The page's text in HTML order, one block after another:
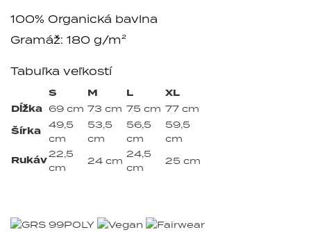
100% Organická bavlna
Gramáž: 180 g/m²
Tabuľka veľkostí
S M L
XL
Dĺžka 69 cm 73 cm 75 cm 77 cm
Šírka
49,5
cm
53,5
cm
56,5
cm
59,5
cm
Rukáv22,5
cm
24 cm
24,5
cm
25 cm